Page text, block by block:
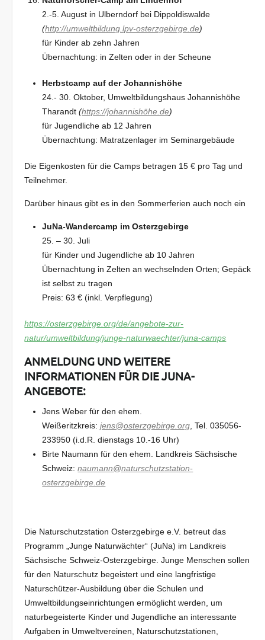
2.-5. August in Ulberndorf bei Dippoldiswalde
(http://umweltbildung.lpv-osterzgebirge.de)
für Kinder ab zehn Jahren
Übernachtung: in Zelten oder in der Scheune
Herbstcamp auf der Johannishöhe
24.- 30. Oktober, Umweltbildungshaus Johannishöhe
Tharandt(https://johannishöhe.de)
für Jugendliche ab 12 Jahren
Übernachtung: Matratzenlager im Seminargebäude
Die Eigenkosten für die Camps betragen 15 € pro Tag und
Teilnehmer.
Darüber hinaus gibt es in den Sommerferien auch noch ein
JuNa-Wandercamp im Osterzgebirge
25. – 30. Juli
für Kinder und Jugendliche ab 10 Jahren
Übernachtung in Zelten an wechselnden Orten; Gepäck
ist selbst zu tragen
Preis: 63 € (inkl. Verpflegung)
https://osterzgebirge.org/de/angebote-zur-
natur/umweltbildung/junge-naturwaechter/juna-camps
ANMELDUNG UND WEITERE
INFORMATIONEN FÜR DIE JUNA-
ANGEBOTE:
Jens Weber für den ehem.
Weißeritzkreis:jens@osterzgebirge.org , Tel. 035056-
233950 (i.d.R. dienstags 10.-16 Uhr)
Birte Naumann für den ehem. Landkreis Sächsische
Schweiz:naumann@naturschutzstation-
osterzgebirge.de
Die Naturschutzstation Osterzgebirge e.V. betreut das
Programm „Junge Naturwächter“ (JuNa) im Landkreis
Sächsische Schweiz-Osterzgebirge. Junge Menschen sollen
für den Naturschutz begeistert und eine langfristige
Naturschützer-Ausbildung über die Schulen und
Umweltbildungseinrichtungen ermöglicht werden, um
naturbegeisterte Kinder und Jugendliche an interessante
Aufgaben in Umweltvereinen, Naturschutzstationen,